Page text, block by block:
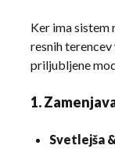
Ker ima sistem
resnih
priljubljene
1.
Svetlejša